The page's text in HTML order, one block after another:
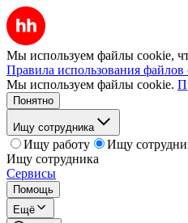
Мы используем файлы cookie,
Правила использования файлов
Мы используем файлы cookie.
Понятно
Ищу сотрудника
Ищу работу
Ищу
Ищу сотрудника
Сервисы
Помощь
Ещё